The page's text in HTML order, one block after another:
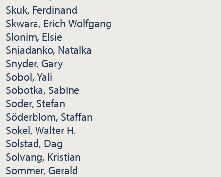
Skuk, Ferdinand
Skwara, Erich Wolfgang
Slonim, Elsie
Sniadanko, Natalka
Snyder, Gary
Sobol, Yali
Sobotka, Sabine
Soder, Stefan
Söderblom, Staffan
Sokel, Walter H.
Solstad, Dag
Solvang, Kristian
Sommer, Gerald